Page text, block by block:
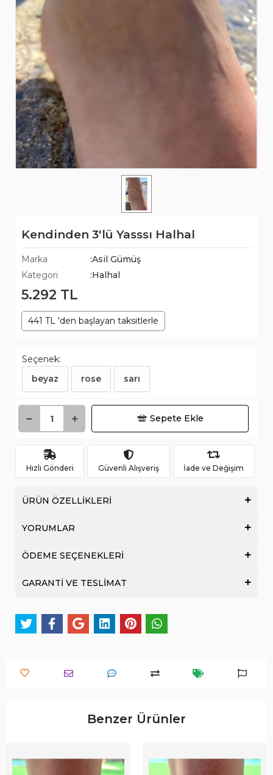
Kendinden 3'lü Yasssı Halhal
Marka
:Asil Gümüş
Kategori
:Halhal
5.292 TL
441 TL 'den başlayan taksitlerle
Seçenek:
beyaz
rose sarı
Sepete Ekle
Hızlı Gönderi Güvenli Alışveriş İade ve Değişim
ÜRÜN ÖZELLİKLERİ
YORUMLAR
ÖDEME SEÇENEKLERİ
GARANTİ VE TESLİMAT
Benzer Ürünler